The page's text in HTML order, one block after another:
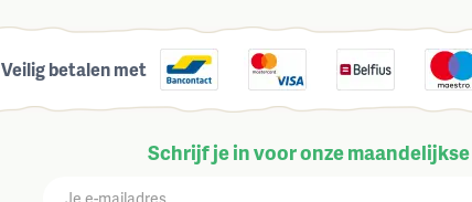
Veilig betalen met
Schrijf je in voor onze